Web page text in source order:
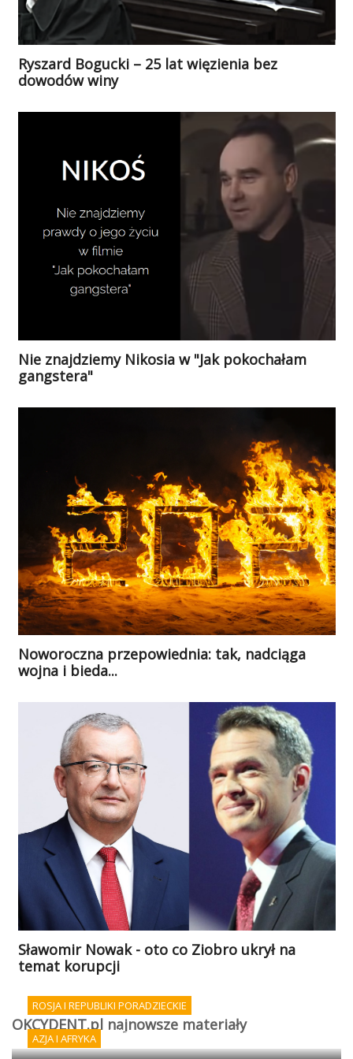
Ryszard Bogucki – 25 lat więzienia bez
dowodów winy
Nie znajdziemy Nikosia w "Jak pokochałam
gangstera"
Noworoczna przepowiednia: tak, nadciąga
wojna i bieda...
Sławomir Nowak - oto co Ziobro ukrył na
temat korupcji
OKCYDENT.pl najnowsze materiały
ROSJA I REPUBLIKI PORADZIECKIE
Afrykańskie oblicze wojny rosyjsko-ukraińskiej
AZJA I AFRYKA